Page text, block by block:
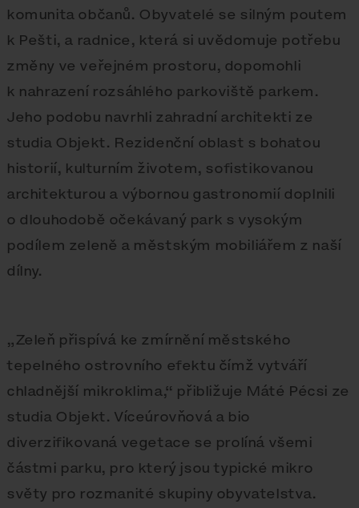
komunita občanů. Obyvatelé se silným poutem
k Pešti, a radnice, která si uvědomuje potřebu
změny ve veřejném prostoru, dopomohli
k nahrazení rozsáhlého parkoviště parkem.
Jeho podobu navrhli zahradní architekti ze
studia Objekt. Rezidenční oblast s bohatou
historií, kulturním životem, sofistikovanou
architekturou a výbornou gastronomií doplnili
o dlouhodobě očekávaný park s vysokým
podílem zeleně a městským mobiliářem z naší
dílny.
„Zeleň přispívá ke zmírnění městského
tepelného ostrovního efektu čímž vytváří
chladnější mikroklima,“ přibližuje Máté Pécsi ze
studia Objekt. Víceúrovňová a bio
diverzifikovaná vegetace se prolíná všemi
částmi parku, pro který jsou typické mikro
světy pro rozmanité skupiny obyvatelstva.